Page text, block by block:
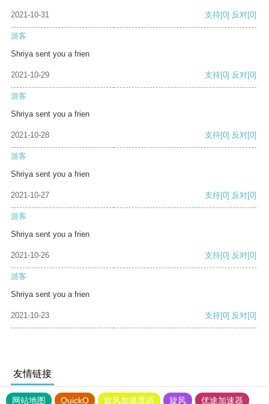
2021-10-31 支持[0] 反对[0]
游客
Shriya sent you a frien
2021-10-29 支持[0] 反对[0]
游客
Shriya sent you a frien
2021-10-28 支持[0] 反对[0]
游客
Shriya sent you a frien
2021-10-27 支持[0] 反对[0]
游客
Shriya sent you a frien
2021-10-26 支持[0] 反对[0]
游客
Shriya sent you a frien
2021-10-23 支持[0] 反对[0]
友情链接
网站地图 QuickQ 旋风加速度器 旋风 优途加速器